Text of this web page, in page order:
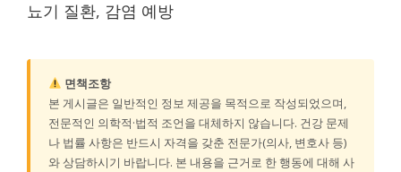
뇨기 질환, 감염 예방
면책조항
본 게시글은 일반적인 정보 제공을 목적으로 작성되었으며,
전문적인 의학적·법적 조언을 대체하지 않습니다. 건강 문제
나 법률 사항은 반드시 자격을 갖춘 전문가(의사, 변호사 등)
와 상담하시기 바랍니다. 본 내용을 근거로 한 행동에 대해 사